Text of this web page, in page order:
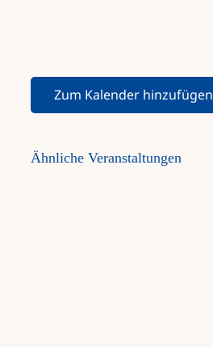
Zum Kalender hinzufügen
Ähnliche Veranstaltungen